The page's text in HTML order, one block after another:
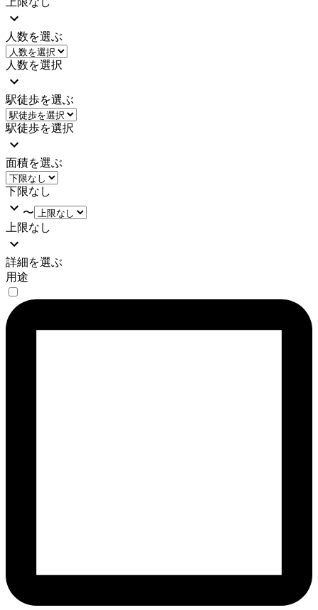
人数を選ぶ
人数を選択
駅徒歩を選ぶ
駅徒歩を選択
面積を選ぶ
下限なし
〜
上限なし
詳細を選ぶ
用途